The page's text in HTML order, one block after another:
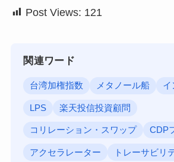
Post Views: 121
関連ワード
台湾加権指数 メタノール船 イ
LPS 楽天投信投資顧問
コリレーション・スワップ CDP
アクセラレーター トレーサビリ